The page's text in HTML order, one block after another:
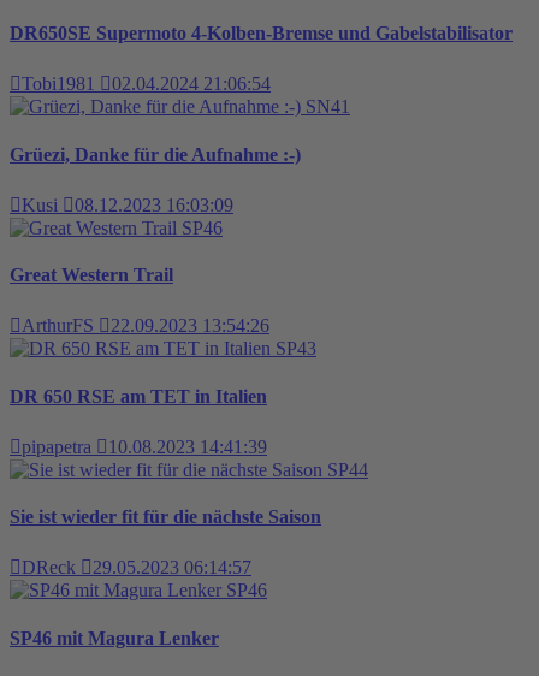
DR650SE Supermoto 4-Kolben-Bremse und Gabelstabilisator
Tobi1981
02.04.2024 21:06:54
SN41
Grüezi, Danke für die Aufnahme :-)
Kusi
08.12.2023 16:03:09
SP46
Great Western Trail
ArthurFS
22.09.2023 13:54:26
SP43
DR 650 RSE am TET in Italien
pipapetra
10.08.2023 14:41:39
SP44
Sie ist wieder fit für die nächste Saison
DReck
29.05.2023 06:14:57
SP46
SP46 mit Magura Lenker